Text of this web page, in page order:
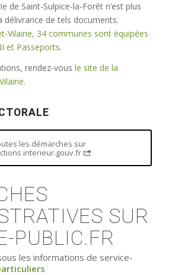
de Saint-Sulpice-la-Forêt n’est plus
de tels documents.
Vilaine, 34 communes sont équipées
et Passeports.
rendez-vous le site de la
.
les démarches sur
SUR
PUBLIC.FR
les informations de service-